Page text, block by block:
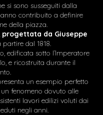
si sono susseguiti dalla
contribuito a definire
della piazza.
progettata da Giuseppe
dal 1818.
edificata sotto l’Imperatore
e ricostruita durante il
un esempio perfetto
fenomeno dovuto alle
lavori edilizi voluti dai
negli anni.